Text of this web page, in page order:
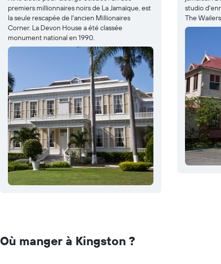
premiers millionnaires noirs de La Jamaïque, est
la seule rescapée de l'ancien Millionaires
Corner. La Devon House a été classée
monument national en 1990.
studio
The
Où manger à Kingston ?